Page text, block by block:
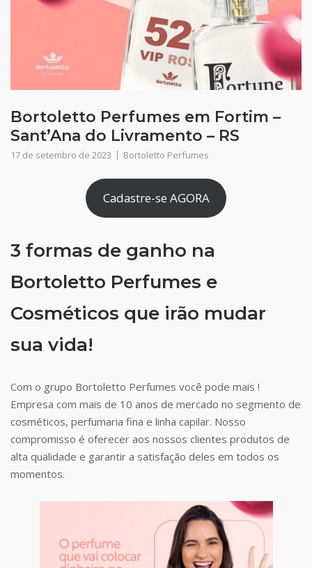
Bortoletto Perfumes em Fortim –
Sant’Ana do Livramento – RS
17 de setembro de 2023 Bortoletto Perfumes
Cadastre-se AGORA
3 formas de ganho na
Bortoletto Perfumes e
Cosméticos que irão mudar
sua vida!
Com o grupo Bortoletto Perfumes você pode mais !
Empresa com mais de 10 anos de mercado no segmento de
cosméticos, perfumaria fina e linha capilar. Nosso
compromisso é oferecer aos nossos clientes produtos de
alta qualidade e garantir a satisfação deles em todos os
momentos.